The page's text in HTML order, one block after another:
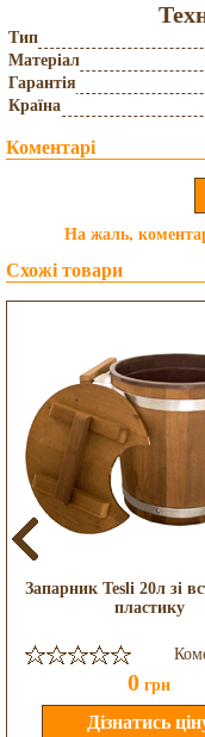
Тип
Матеріал
Гарантія
Країна
Коментарі
На жаль,
Схожі товари
Запарник Tesli 20л зі
пластику
0 грн